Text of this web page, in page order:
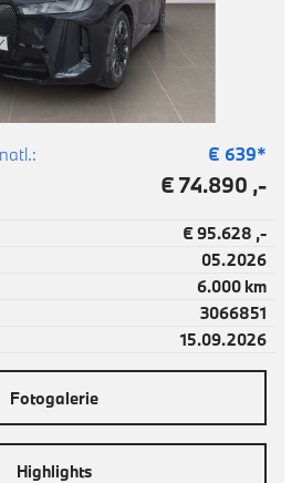
€ 639*
€ 74.890 ,-
€ 95.628 ,-
05.2026
6.000 km
3066851
15.09.2026
Fotogalerie
Highlights